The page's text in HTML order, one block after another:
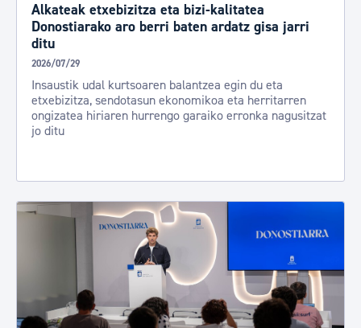
Alkateak etxebizitza eta bizi-kalitatea
Donostiarako aro berri baten ardatz gisa jarri
ditu
2026/07/29
Insaustik udal kurtsoaren balantzea egin du eta
etxebizitza, sendotasun ekonomikoa eta herritarren
ongizatea hiriaren hurrengo garaiko erronka nagusitzat
jo ditu